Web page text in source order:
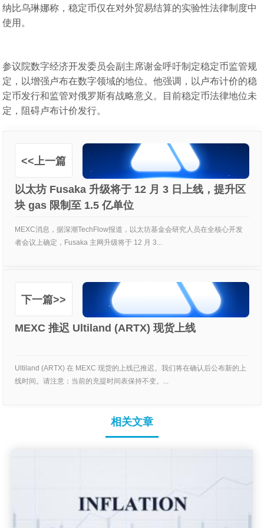
纳比乌琳娜称，稳定币仅在对外贸易结算的实验性法律制度中
使用。
参议院数字经济开发委员会副主席谢金呼吁制定稳定币监管规
定，以增强卢布在数字领域的地位。他强调，以卢布计价的稳
定币发行和监管对俄罗斯有战略意义。目前稳定币法律地位未
定，阻碍卢布计价发行。
<<上一篇
以太坊 Fusaka 升级将于 12 月 3 日上线，提升区
块 gas 限制至 1.5 亿单位
MEXC消息，据深潮TechFlow报道，以太坊基金会研究人员在全核心开发
者会议上确定，Fusaka 主网升级将于 12 月 3...
下一篇>>
MEXC 推迟 Ultiland (ARTX) 现货上线
Ultiland (ARTX) 在 MEXC 现货的上线已推迟。我们将在确认后公布新的上
线时间。请注意：当前的充提时间表保持不变。...
相关文章